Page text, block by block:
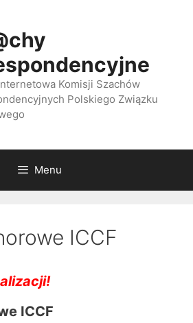
Komisji Szachów
Polskiego Związku
Menu
ICCF
ICCF